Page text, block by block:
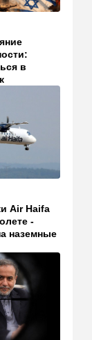
США
и
сих пор
пробок,
в
под
в
Air Haifa
-
наземные